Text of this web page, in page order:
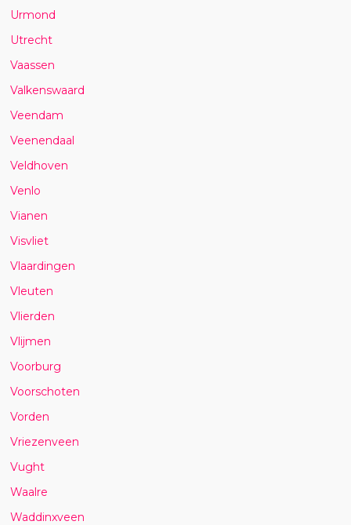
Urmond
Utrecht
Vaassen
Valkenswaard
Veendam
Veenendaal
Veldhoven
Venlo
Vianen
Visvliet
Vlaardingen
Vleuten
Vlierden
Vlijmen
Voorburg
Voorschoten
Vorden
Vriezenveen
Vught
Waalre
Waddinxveen